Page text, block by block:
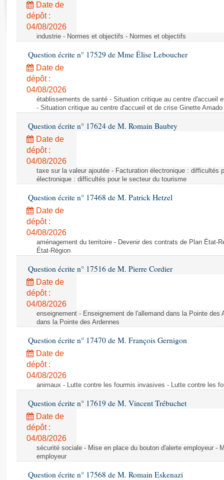
Rapports législatifs
Rapports sur l'application des lois
Baromètre de l’application des lois
Dossiers législatifs
Budget et sécurité sociale
Questions écrites et orales
Comptes rendus des débats
Date de
dépôt :
04/08/2026
industrie - Normes et objectifs - Normes et objectifs
Question écrite n° 17529 de Mme Élise Leboucher
Date de
dépôt :
04/08/2026
établissements de santé - Situation critique au centre d'accueil
- Situation critique au centre d'accueil et de crise Ginette Amado
Question écrite n° 17624 de M. Romain Baubry
Date de
dépôt :
04/08/2026
taxe sur la valeur ajoutée - Facturation électronique : difficultés
électronique : difficultés pour le secteur du tourisme
Question écrite n° 17468 de M. Patrick Hetzel
Date de
dépôt :
04/08/2026
aménagement du territoire - Devenir des contrats de Plan État-
État-Région
Question écrite n° 17516 de M. Pierre Cordier
Date de
dépôt :
04/08/2026
enseignement - Enseignement de l'allemand dans la Pointe des
dans la Pointe des Ardennes
Question écrite n° 17470 de M. François Gernigon
Date de
dépôt :
04/08/2026
animaux - Lutte contre les fourmis invasives - Lutte contre les
Question écrite n° 17619 de M. Vincent Trébuchet
Date de
dépôt :
04/08/2026
sécurité sociale - Mise en place du bouton d'alerte employeur -
employeur
Question écrite n° 17568 de M. Romain Eskenazi